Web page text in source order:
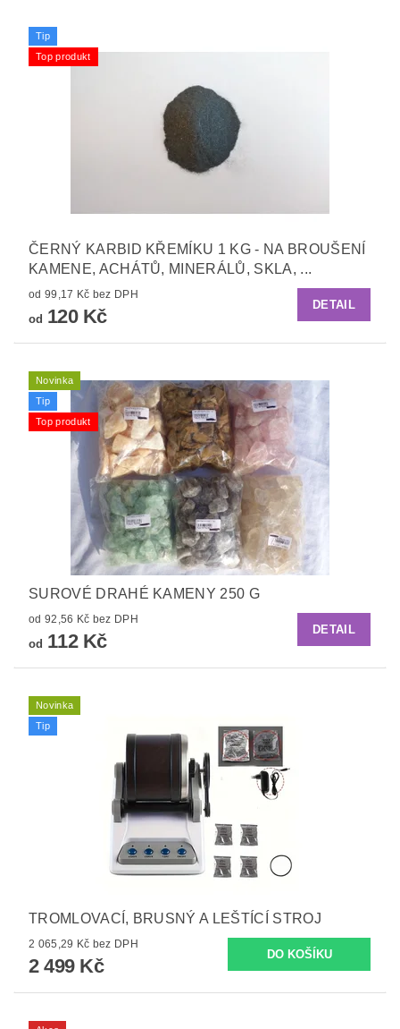
Tip
Top produkt
ČERNÝ KARBID KŘEMÍKU 1 KG - NA BROUŠENÍ
KAMENE, ACHÁTŮ, MINERÁLŮ, SKLA, ...
od 99,17 Kč bez DPH
od 120 Kč
DETAIL
Novinka
Tip
Top produkt
SUROVÉ DRAHÉ KAMENY 250 G
od 92,56 Kč bez DPH
od 112 Kč
DETAIL
Novinka
Tip
TROMLOVACÍ, BRUSNÝ A LEŠTÍCÍ STROJ
2 065,29 Kč bez DPH
2 499 Kč